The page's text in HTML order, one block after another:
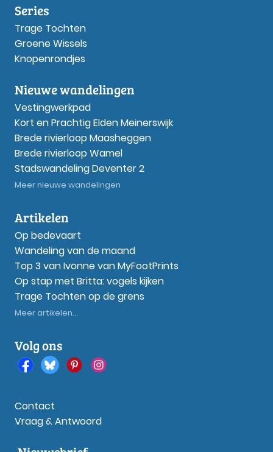
Series
Trage Tochten
Groene Wissels
Knopenrondjes
Nieuwe wandelingen
Vestingwerkpad
Kort en Prachtig Elden Meinerswijk
Brede rivierloop Maasheggen
Brede rivierloop Wamel
Stadswandeling Deventer 2
Meer nieuwe wandelingen
Artikelen
Op bedevaart
Wandeling van de maand
Top 3 van Ivonne van MyFootPrints
Op stap met Britta: vogels kijken
Trage Tochten op de grens
Meer artikelen...
Volg ons
Contact
Vraag & Antwoord